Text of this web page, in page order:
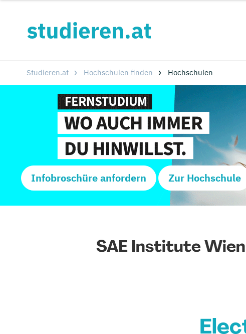
Studieren.at Hochschulen finden Hochschulen
Infobroschüre anfordern Zur Hochschule
SAE Institute Wien